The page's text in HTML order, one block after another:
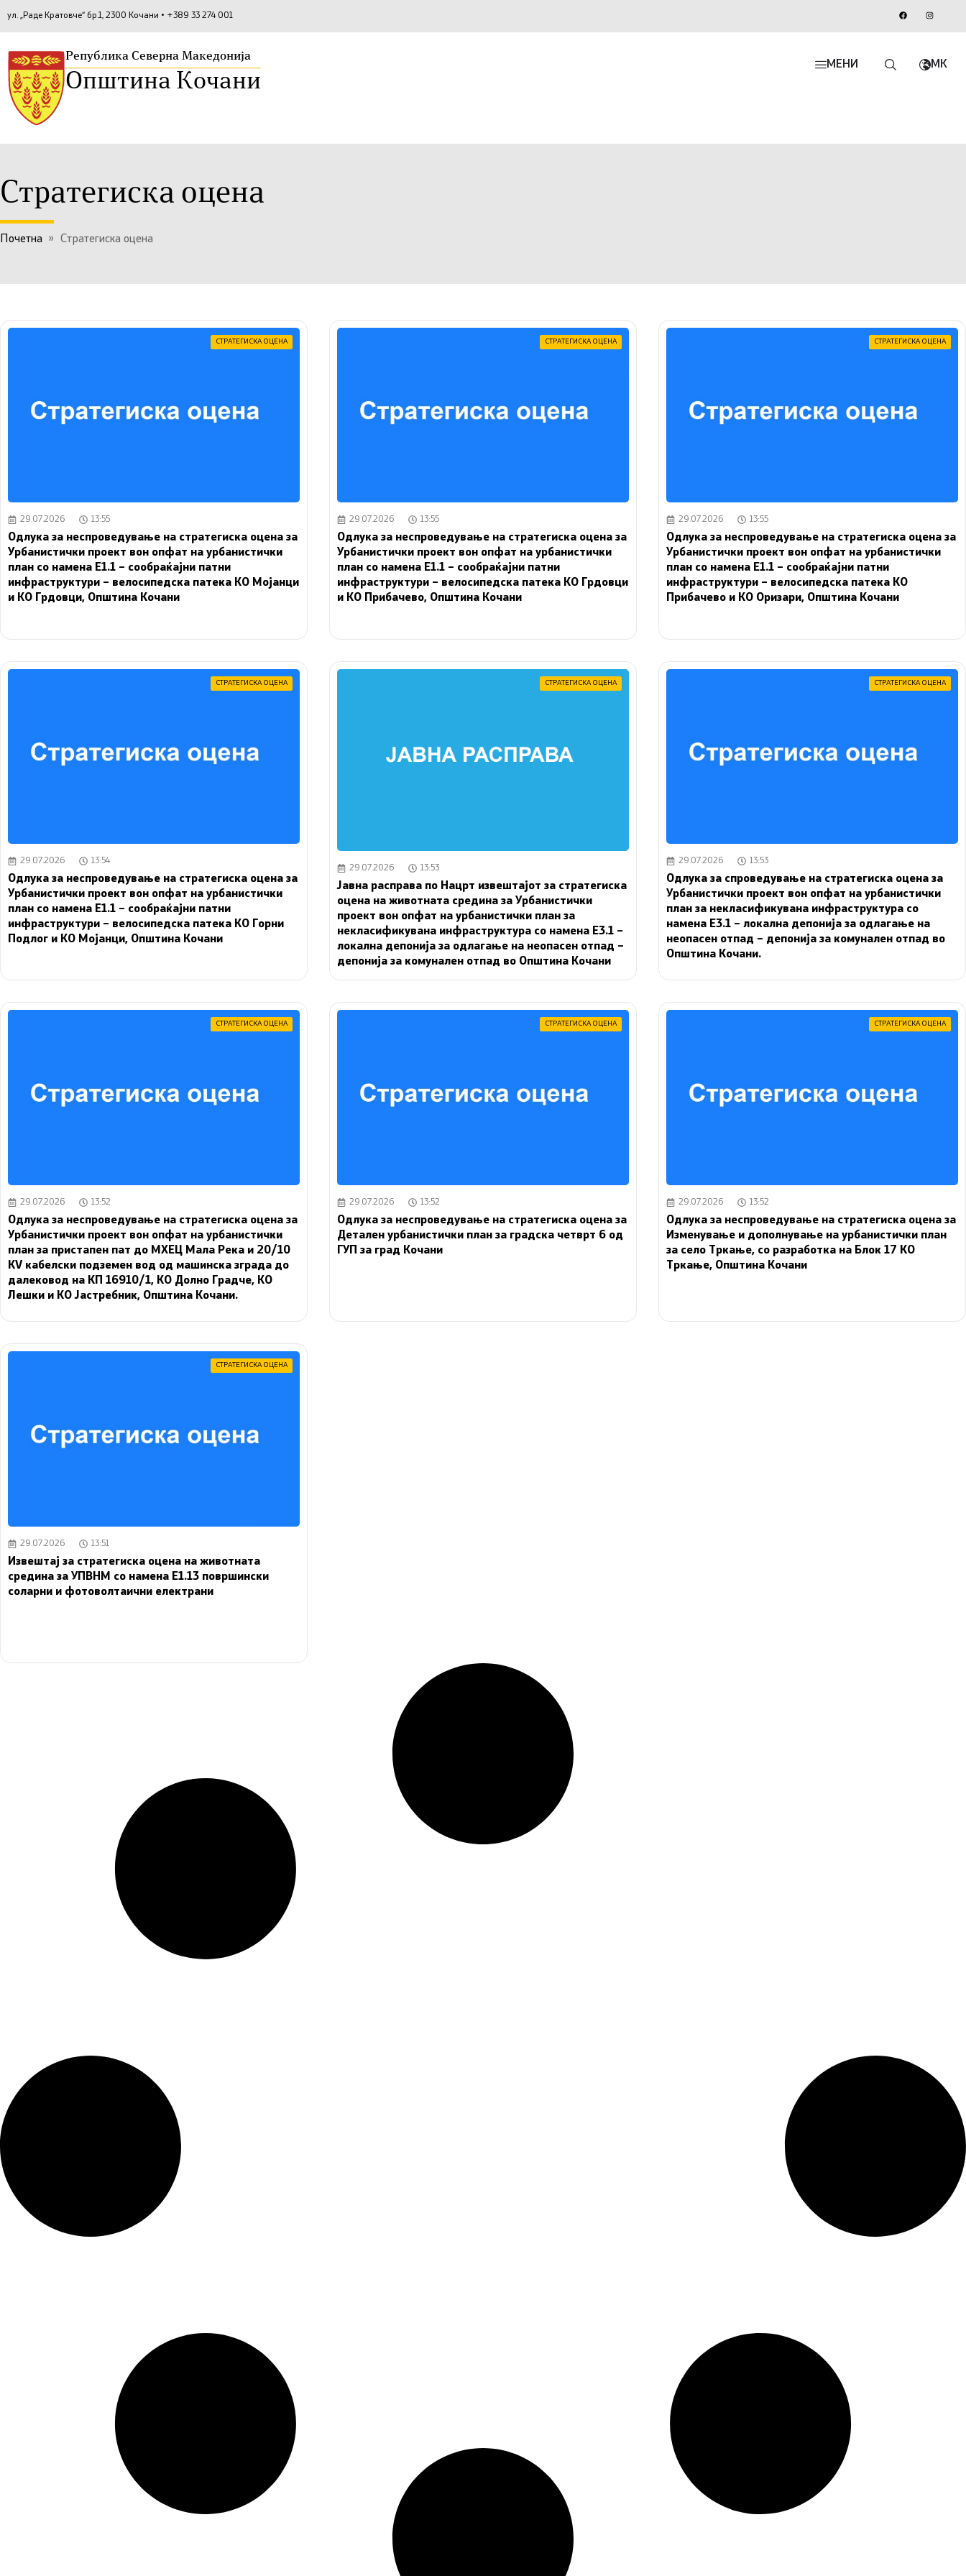
ул. „Раде Кратовче“ бр.1, 2300 Кочани • +389 33 274 001
Република Северна Македонија
Општина Кочани
МЕНИ MK
Стратегиска оцена
Почетна » Стратегиска оцена
СТРАТЕГИСКА ОЦЕНА
29.07.2026 13:55
Одлука за неспроведување на стратегиска оцена за
Урбанистички проект вон опфат на урбанистички
план со намена Е1.1 – сообраќајни патни
инфраструктури – велосипедска патека КО Мојанци
и КО Грдовци, Општина Кочани
СТРАТЕГИСКА ОЦЕНА
29.07.2026 13:55
Одлука за неспроведување на стратегиска оцена за
Урбанистички проект вон опфат на урбанистички
план со намена Е1.1 – сообраќајни патни
инфраструктури – велосипедска патека КО Грдовци
и КО Прибачево, Општина Кочани
СТРАТЕГИСКА ОЦЕНА
29.07.2026 13:55
Одлука за неспроведување на стратегиска оцена за
Урбанистички проект вон опфат на урбанистички
план со намена Е1.1 – сообраќајни патни
инфраструктури – велосипедска патека КО
Прибачево и КО Оризари, Општина Кочани
СТРАТЕГИСКА ОЦЕНА
29.07.2026 13:54
Одлука за неспроведување на стратегиска оцена за
Урбанистички проект вон опфат на урбанистички
план со намена Е1.1 – сообраќајни патни
инфраструктури – велосипедска патека КО Горни
Подлог и КО Мојанци, Општина Кочани
СТРАТЕГИСКА ОЦЕНА
29.07.2026 13:53
Јавна расправа по Нацрт извештајот за стратегиска
оцена на животната средина за Урбанистички
проект вон опфат на урбанистички план за
некласификувана инфраструктура со намена Е3.1 –
локална депонија за одлагање на неопасен отпад –
депонија за комунален отпад во Општина Кочани
СТРАТЕГИСКА ОЦЕНА
29.07.2026 13:53
Одлука за спроведување на стратегиска оцена за
Урбанистички проект вон опфат на урбанистички
план за некласификувана инфраструктура со
намена Е3.1 – локална депонија за одлагање на
неопасен отпад – депонија за комунален отпад во
Општина Кочани.
СТРАТЕГИСКА ОЦЕНА
29.07.2026 13:52
Одлука за неспроведување на стратегиска оцена за
Урбанистички проект вон опфат на урбанистички
план за пристапен пат до МХЕЦ Мала Река и 20/10
KV кабелски подземен вод од машинска зграда до
далековод на КП 16910/1, КО Долно Градче, КО
Лешки и КО Јастребник, Општина Кочани.
СТРАТЕГИСКА ОЦЕНА
29.07.2026 13:52
Одлука за неспроведување на стратегиска оцена за
Детален урбанистички план за градска четврт 6 од
ГУП за град Кочани
СТРАТЕГИСКА ОЦЕНА
29.07.2026 13:52
Одлука за неспроведување на стратегиска оцена за
Изменување и дополнување на урбанистички план
за село Тркање, со разработка на Блок 17 КО
Тркање, Општина Кочани
СТРАТЕГИСКА ОЦЕНА
29.07.2026 13:51
Извештај за стратегиска оцена на животната
средина за УПВНМ со намена Е1.13 површински
соларни и фотоволтаични електрани